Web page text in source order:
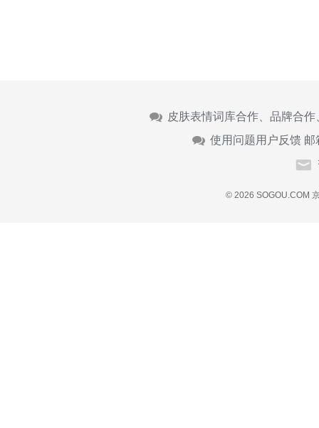
皮肤表情词库合作、品牌合
使用问题用户反馈 邮
© 2026 SOGOU.COM